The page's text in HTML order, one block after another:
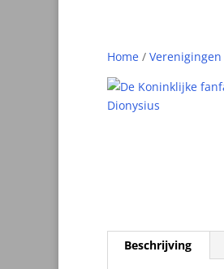
Home / Verenigingen
Beschrijving